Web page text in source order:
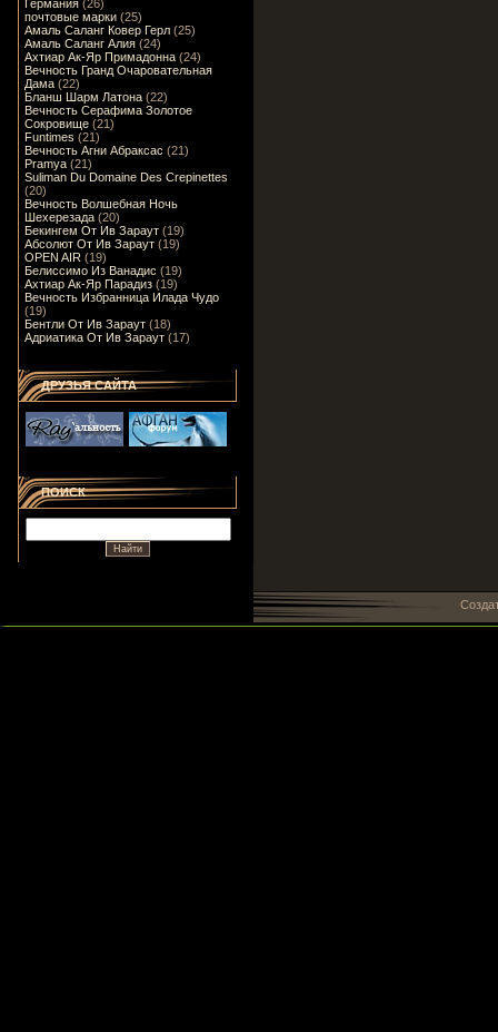
Германия (26)
почтовые марки (25)
Амаль Саланг Ковер Герл (25)
Амаль Саланг Алия (24)
Ахтиар Ак-Яр Примадонна (24)
Вечность Гранд Очаровательная
Дама (22)
Бланш Шарм Латона (22)
Вечность Серафима Золотое
Сокровище (21)
Funtimes (21)
Вечность Агни Абраксас (21)
Pramya (21)
Suliman Du Domaine Des Crepinettes
(20)
Вечность Волшебная Ночь
Шехерезада (20)
Бекингем От Ив Зараут (19)
Абсолют От Ив Зараут (19)
OPEN AIR (19)
Белиссимо Из Ванадис (19)
Ахтиар Ак-Яр Парадиз (19)
Вечность Избранница Илада Чудо
(19)
Бентли От Ив Зараут (18)
Адриатика От Ив Зараут (17)
ДРУЗЬЯ САЙТА
ПОИСК